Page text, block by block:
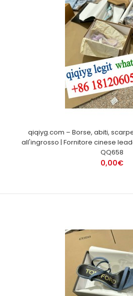
qiqiyg.com – Borse, abiti,
all'ingrosso | Fornitore cinese
QQ658
0,00€